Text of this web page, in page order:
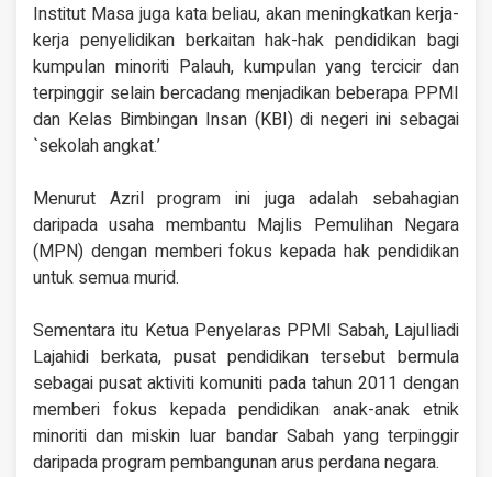
Institut Masa juga kata beliau, akan meningkatkan kerja-
kerja penyelidikan berkaitan hak-hak pendidikan bagi
kumpulan minoriti Palauh, kumpulan yang tercicir dan
terpinggir selain bercadang menjadikan beberapa PPMI
dan Kelas Bimbingan Insan (KBI) di negeri ini sebagai
`sekolah angkat.’
Menurut Azril program ini juga adalah sebahagian
daripada usaha membantu Majlis Pemulihan Negara
(MPN) dengan memberi fokus kepada hak pendidikan
untuk semua murid.
Sementara itu Ketua Penyelaras PPMI Sabah, Lajulliadi
Lajahidi berkata, pusat pendidikan tersebut bermula
sebagai pusat aktiviti komuniti pada tahun 2011 dengan
memberi fokus kepada pendidikan anak-anak etnik
minoriti dan miskin luar bandar Sabah yang terpinggir
daripada program pembangunan arus perdana negara.